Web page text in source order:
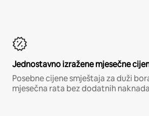
Jednostavno izražene mjesečne
Posebne cijene smještaja za duži
mjesečna rata bez dodatnih